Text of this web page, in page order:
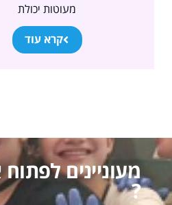
מעוטות יכולת
קרא עוד
מעוניינים
?